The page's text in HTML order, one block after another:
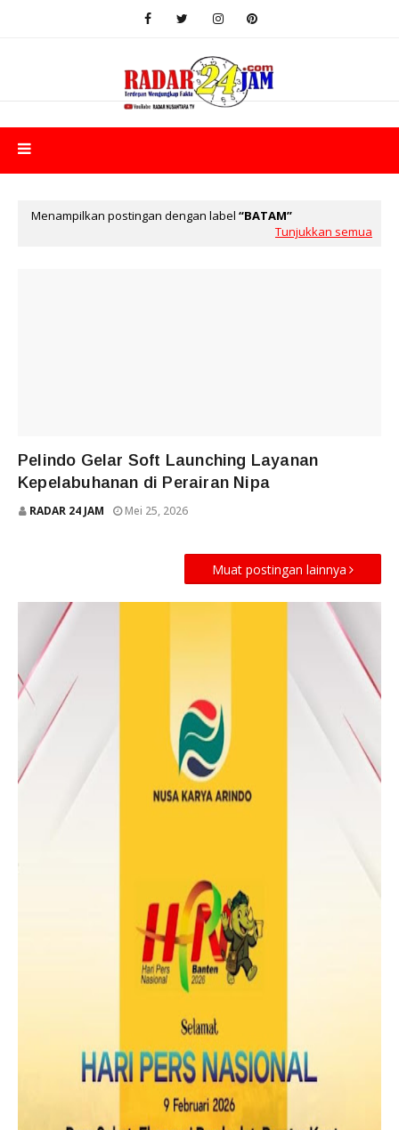
Menampilkan postingan dengan label
BATAM
Tunjukkan semua
Pelindo Gelar Soft Launching Layanan
Kepelabuhanan di Perairan Nipa
RADAR 24 JAM Mei 25, 2026
Muat postingan lainnya